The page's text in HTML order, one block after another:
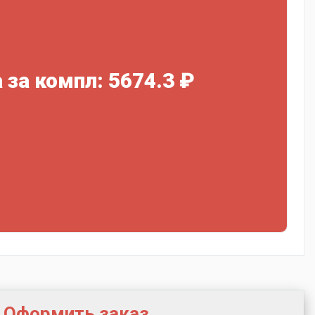
за компл: 5674.3 ₽